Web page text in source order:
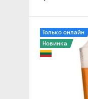
Только онлайн
Новинка